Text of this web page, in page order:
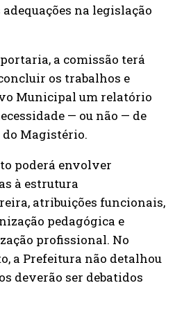
na legislação
a comissão terá
os trabalhos e
Municipal um relatório
— ou não — de
Magistério.
poderá envolver
à estrutura
atribuições funcionais,
pedagógica e
profissional. No
a Prefeitura não detalhou
deverão ser debatidos